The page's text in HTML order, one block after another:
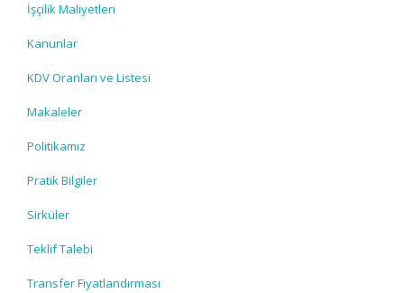
İşçilik Maliyetleri
Kanunlar
KDV Oranları ve Listesi
Makaleler
Politikamız
Pratik Bilgiler
Sirküler
Teklif Talebi
Transfer Fiyatlandırması